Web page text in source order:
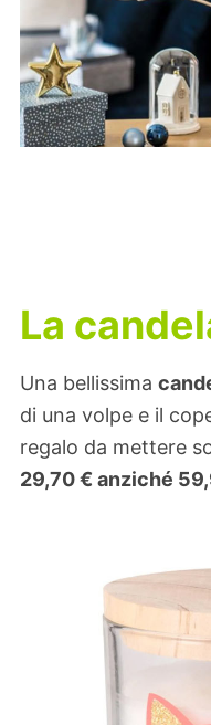
La
Una bellissima
di una volpe e il
regalo da mettere
29,70 € anziché